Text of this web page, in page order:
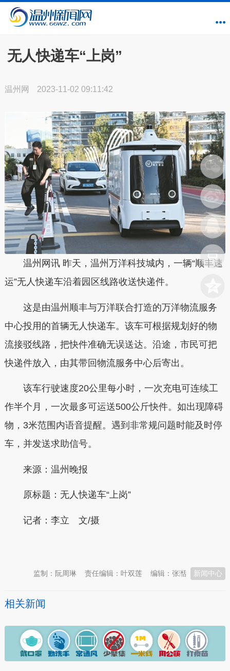
无人快递车“上岗”
温州网 2023-11-02 09:11:42
温州网讯 昨天，温州万洋科技城内，一辆“顺丰速
运”无人快递车沿着园区线路收送快递件。
这是由温州顺丰与万洋联合打造的万洋物流服务
中心投用的首辆无人快递车。该车可根据规划好的物
流接驳线路，把快件准确无误送达。沿途，市民可把
快递件放入，由其带回物流服务中心后寄出。
该车行驶速度20公里每小时，一次充电可连续工
作半个月，一次最多可运送500公斤快件。如出现障碍
物，3米范围内语音提醒。遇到非常规问题时能及时停
车，并发送求助信号。
来源：温州晚报
原标题：无人快递车“上岗”
记者：李立 文/摄
新闻中心
编辑：张湉
责任编辑：叶双莲
监制：阮周琳
相关新闻